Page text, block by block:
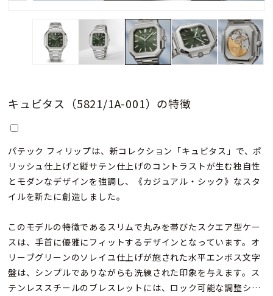
キュビタス（5821/1A-001）の特徴
パテック フィリップは、新コレクション「キュビタス」で、ポ
リッシュ仕上げと縦サテン仕上げのコントラストが生む独自性
とモダンなデザインを強調し、《カジュアル・シック》なスタ
イルを新たに創造しました。
このモデルの特徴であるスリムで丸みを帯びたスクエア型ケー
スは、手首に優雅にフィットするデザインとなっています。オ
リーブグリーンのソレイユ仕上げが施された水平エンボス文字
盤は、シンプルでありながらも洗練された印象を与えます。ス
テンレススチールのブレスレットには、ロック可能な調整シス